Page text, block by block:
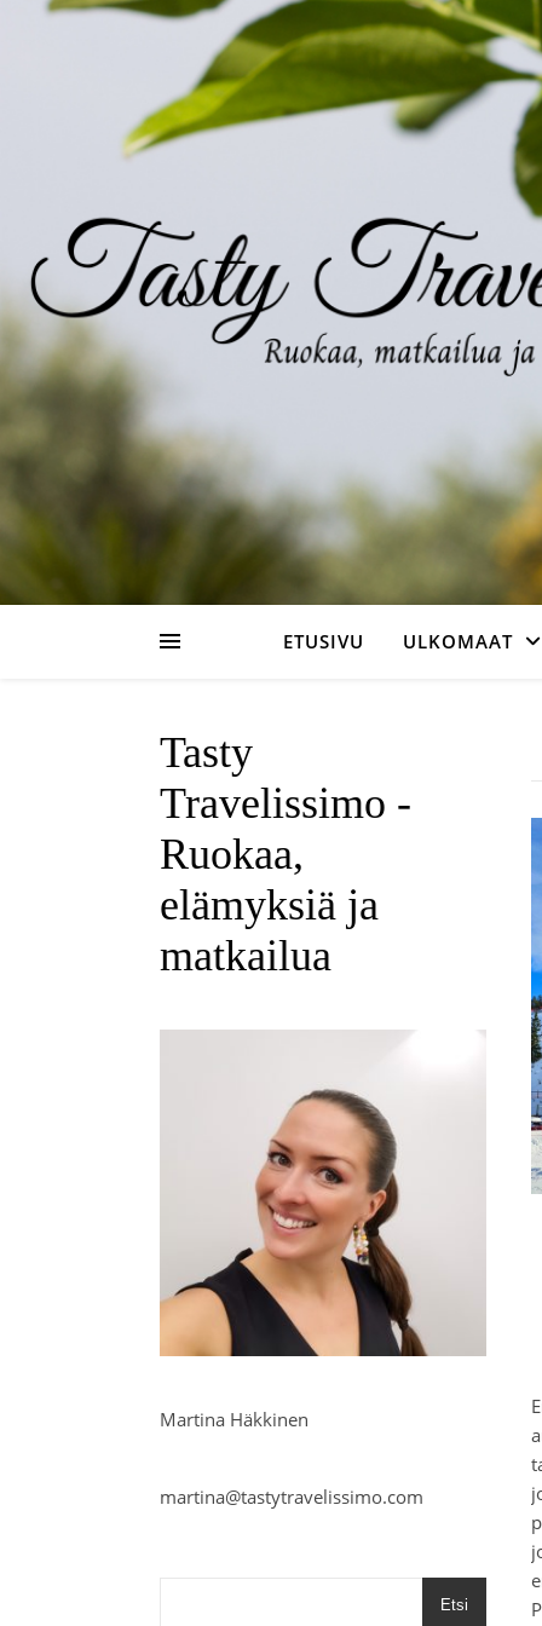
ETUSIVU ULKOMAAT
Tasty
Travelissimo -
Ruokaa,
elämyksiä ja
matkailua
Martina Häkkinen
martina@tastytravelissimo.com
Etsi